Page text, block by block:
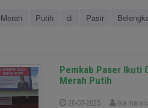
Merah Putih di Pasir
Pemkab Paser Ikuti
Merah Putih
20-07-2025 Ika